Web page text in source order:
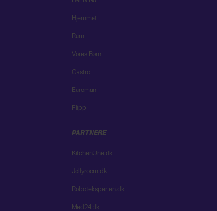
Hjemmet
Rum
Vores Børn
Gastro
Euroman
Flipp
PARTNERE
KitchenOne.dk
Jollyroom.dk
Roboteksperten.dk
Med24.dk